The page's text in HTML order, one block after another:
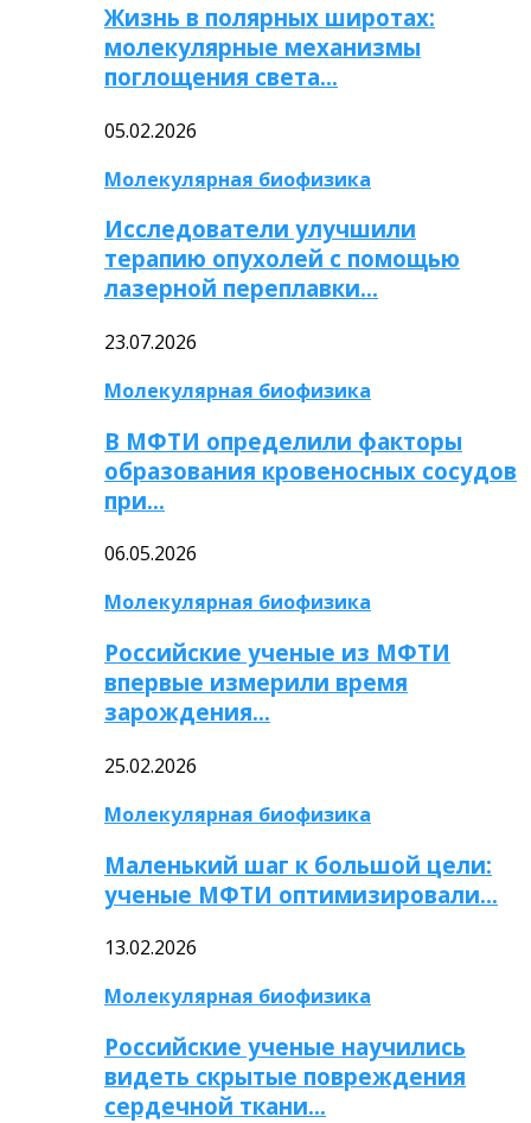
Жизнь в полярных широтах:
молекулярные механизмы
поглощения света…
05.02.2026
Молекулярная биофизика
Исследователи улучшили
терапию опухолей с помощью
лазерной переплавки…
23.07.2026
Молекулярная биофизика
В МФТИ определили факторы
образования кровеносных сосудов
при…
06.05.2026
Молекулярная биофизика
Российские ученые из МФТИ
впервые измерили время
зарождения…
25.02.2026
Молекулярная биофизика
Маленький шаг к большой цели:
ученые МФТИ оптимизировали…
13.02.2026
Молекулярная биофизика
Российские ученые научились
видеть скрытые повреждения
сердечной ткани…